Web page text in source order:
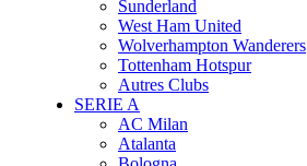
Sunderland
West Ham United
Wolverhampton Wanderers
Tottenham Hotspur
Autres Clubs
SERIE A
AC Milan
Atalanta